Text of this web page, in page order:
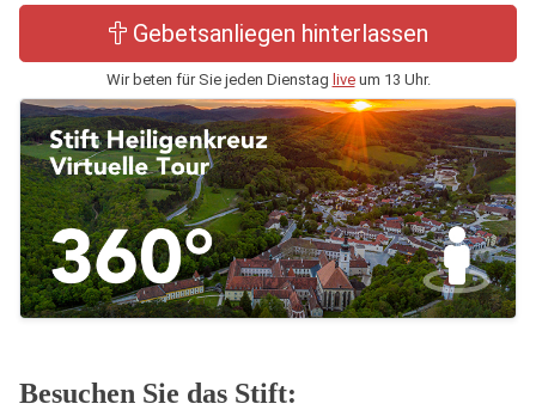
Gebetsanliegen hinterlassen
Wir beten für Sie jeden Dienstag liveum 13 Uhr.
Besuchen Sie das Stift: